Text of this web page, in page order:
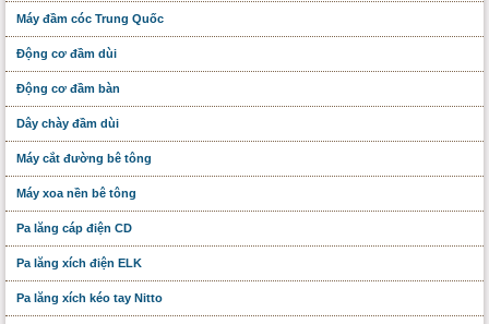
Máy đầm cóc Trung Quốc
Động cơ đầm dùi
Động cơ đầm bàn
Dây chày đầm dùi
Máy cắt đường bê tông
Máy xoa nền bê tông
Pa lăng cáp điện CD
Pa lăng xích điện ELK
Pa lăng xích kéo tay Nitto